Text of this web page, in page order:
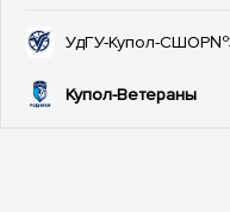
УдГУ-Купол-
Купол-Ветераны